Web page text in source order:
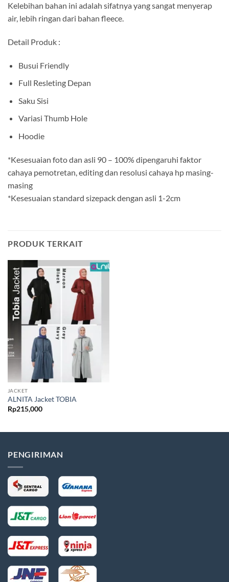
Kelebihan bahan ini adalah sifatnya yang sangat menyerap
air, lebih ringan dari bahan fleece.
Detail Produk :
Busui Friendly
Full Resleting Depan
Saku Sisi
Variasi Thumb Hole
Hoodie
*Kesesuaian foto dan asli 90 – 100% dipengaruhi faktor
cahaya pemotretan, editing dan resolusi cahaya hp masing-
masing
*Kesesuaian standard sizepack dengan asli 1-2cm
PRODUK TERKAIT
JACKET
ALNITA Jacket TOBIA
Rp215,000
PENGIRIMAN